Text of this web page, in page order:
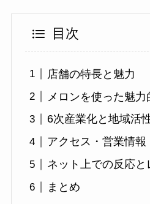
目次
店舗の特長と魅力
メロンを使った魅
6次産業化と地域活
アクセス・営業情報
ネット上での反応と
まとめ